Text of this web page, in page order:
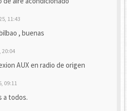
11:43
, buenas
20:04
AUX en radio de origen
09:11
a todos.